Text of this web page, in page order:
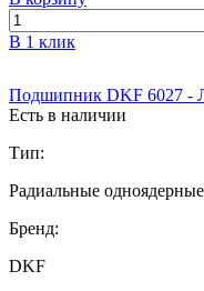
В 1 клик
Подшипник DKF 6027 -
Есть в наличии
Тип:
Радиальные
Бренд:
DKF